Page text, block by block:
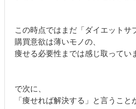
この時点ではまだ「ダイエットサ
購買意欲は薄いモノの、
痩せる必要性までは感じ取ってい
で次に、
「痩せれば解決する」と言うこと